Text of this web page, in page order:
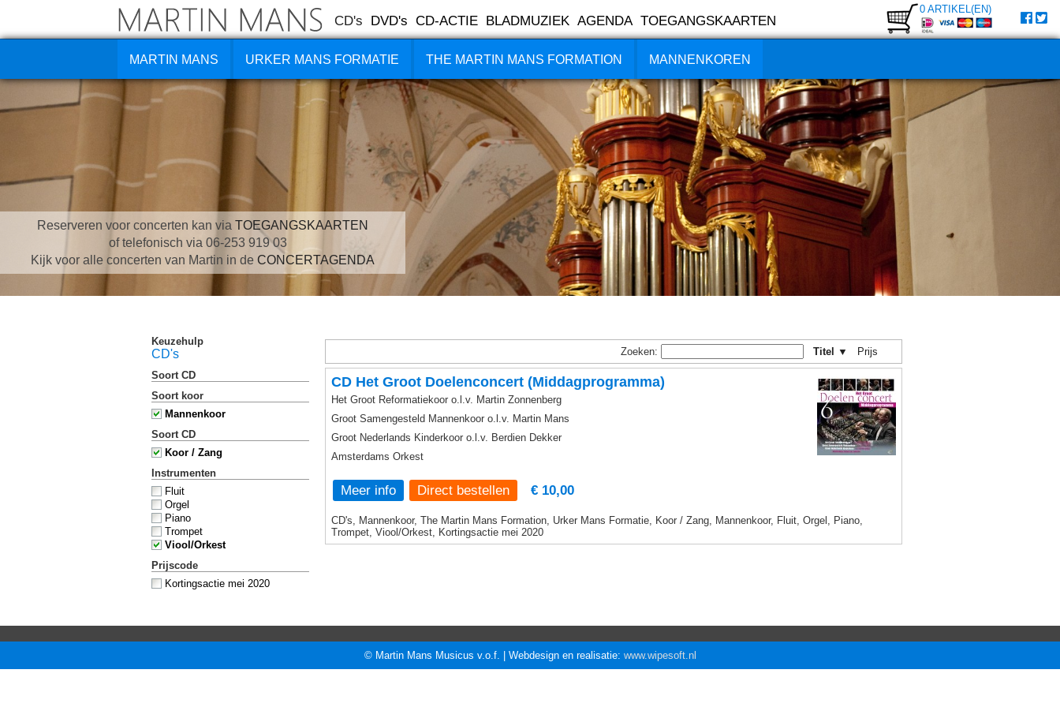
CD's DVD's CD-ACTIE BLADMUZIEK AGENDA TOEGANGSKAARTEN
0 ARTIKEL(EN)
MARTIN MANS URKER MANS FORMATIE THE MARTIN MANS FORMATION MANNENKOREN
Reserveren voor concerten kan via TOEGANGSKAARTEN
of telefonisch via 06-253 919 03
Kijk voor alle concerten van Martin in de CONCERTAGENDA
Keuzehulp
CD's
Soort CD
Soort koor
Mannenkoor
Soort CD
Koor / Zang
Instrumenten
Fluit
Orgel
Piano
Trompet
Viool/Orkest
Prijscode
Kortingsactie mei 2020
Zoeken: Titel ▼ Prijs
CD Het Groot Doelenconcert (Middagprogramma)
Het Groot Reformatiekoor o.l.v. Martin Zonnenberg
Groot Samengesteld Mannenkoor o.l.v. Martin Mans
Groot Nederlands Kinderkoor o.l.v. Berdien Dekker
Amsterdams Orkest
Meer info € 10,00
CD's, Mannenkoor, The Martin Mans Formation, Urker Mans Formatie, Koor / Zang, Mannenkoor, Fluit, Orgel, Piano,
Trompet, Viool/Orkest, Kortingsactie mei 2020
© Martin Mans Musicus v.o.f. | Webdesign en realisatie: www.wipesoft.nl